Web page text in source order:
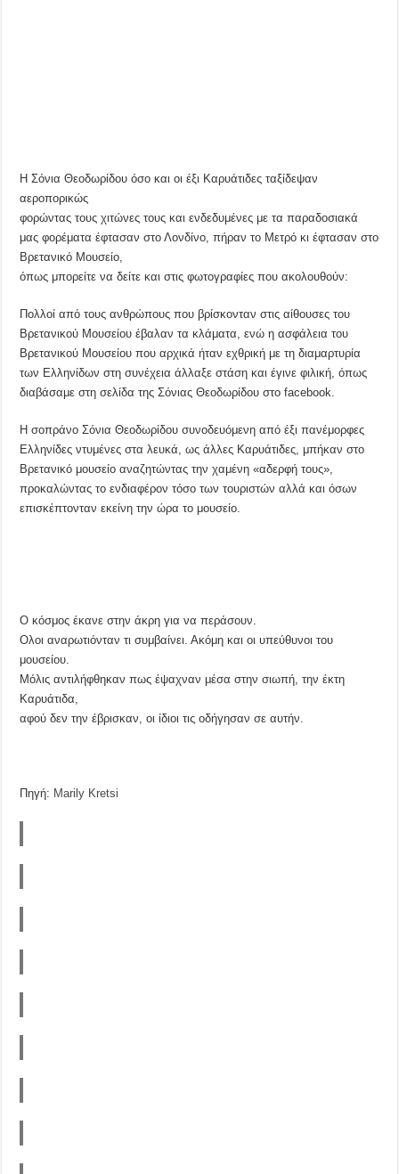
Η Σόνια Θεοδωρίδου όσο και οι έξι Καρυάτιδες ταξίδεψαν
αεροπορικώς
φορώντας τους χιτώνες τους και ενδεδυμένες με τα παραδοσιακά
μας φορέματα έφτασαν στο Λονδίνο, πήραν το Μετρό κι έφτασαν στο
Βρετανικό Μουσείο,
όπως μπορείτε να δείτε και στις φωτογραφίες που ακολουθούν:
Πολλοί από τους ανθρώπους που βρίσκονταν στις αίθουσες του
Βρετανικού Μουσείου έβαλαν τα κλάματα, ενώ η ασφάλεια του
Βρετανικού Μουσείου που αρχικά ήταν εχθρική με τη διαμαρτυρία
των Ελληνίδων στη συνέχεια άλλαξε στάση και έγινε φιλική, όπως
διαβάσαμε στη σελίδα της Σόνιας Θεοδωρίδου στο facebook.
Η σοπράνο Σόνια Θεοδωρίδου συνοδευόμενη από έξι πανέμορφες
Ελληνίδες ντυμένες στα λευκά, ως άλλες Καρυάτιδες, μπήκαν στο
Βρετανικό μουσείο αναζητώντας την χαμένη «αδερφή τους»,
προκαλώντας το ενδιαφέρον τόσο των τουριστών αλλά και όσων
επισκέπτονταν εκείνη την ώρα το μουσείο.
Ο κόσμος έκανε στην άκρη για να περάσουν.
Ολοι αναρωτιόνταν τι συμβαίνει. Ακόμη και οι υπεύθυνοι του
μουσείου.
Μόλις αντιλήφθηκαν πως έψαχναν μέσα στην σιωπή, την έκτη
Καρυάτιδα,
αφού δεν την έβρισκαν, οι ίδιοι τις οδήγησαν σε αυτήν.
Πηγή: Marily Kretsi